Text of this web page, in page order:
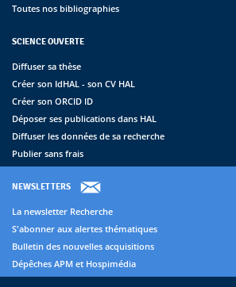
Toutes nos bibliographies
SCIENCE OUVERTE
Diffuser sa thèse
Créer son IdHAL - son CV HAL
Créer son ORCID ID
Déposer ses publications dans HAL
Diffuser les données de sa recherche
Publier sans frais
NEWSLETTERS
La newsletter Recherche
S'abonner aux alertes thématiques
Bulletin des nouvelles acquisitions
Dépêches APM et Hospimédia